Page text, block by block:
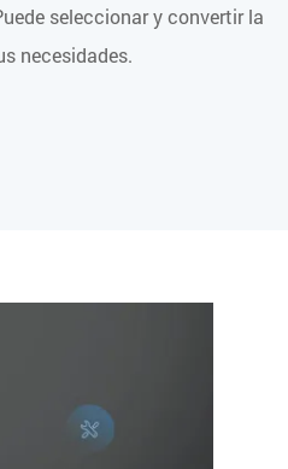
seleccionar y convertir la
necesidades.